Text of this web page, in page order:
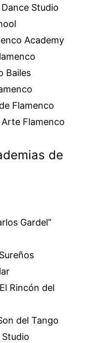
Studio
Academy
Bailes
Flamenco
Flamenco
de
Gardel”
Rincón del
del Tango